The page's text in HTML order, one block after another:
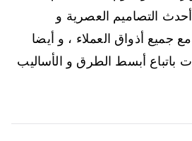
التصاميم العصرية و
جميع أذواق العملاء ، و أيضا
باتباع أبسط الطرق و الأساليب